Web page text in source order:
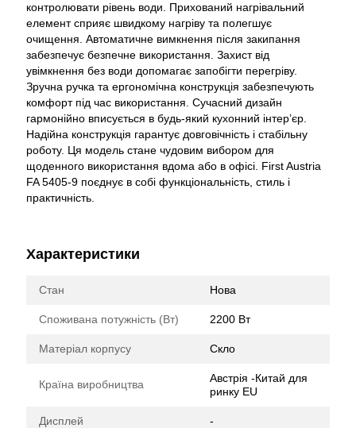
контролювати рівень води. Прихований нагрівальний
елемент сприяє швидкому нагріву та полегшує
очищення. Автоматичне вимкнення після закипання
забезпечує безпечне використання. Захист від
увімкнення без води допомагає запобігти перегріву.
Зручна ручка та ергономічна конструкція забезпечують
комфорт під час використання. Сучасний дизайн
гармонійно вписується в будь-який кухонний інтер’єр.
Надійна конструкція гарантує довговічність і стабільну
роботу. Ця модель стане чудовим вибором для
щоденного використання вдома або в офісі. First Austria
FA 5405-9 поєднує в собі функціональність, стиль і
практичність.
Характеристики
Стан Нова
Споживана потужність (Вт) 2200 Вт
Матеріал корпусу Скло
Країна виробництва
Австрія -Китай для
ринку EU
Дисплей -